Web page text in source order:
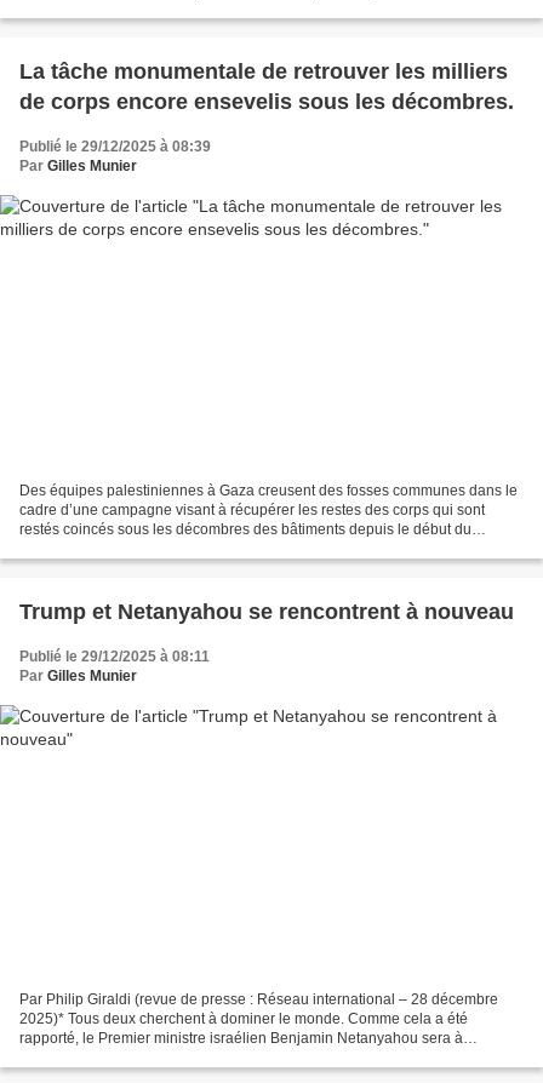
La tâche monumentale de retrouver les milliers
de corps encore ensevelis sous les décombres.
Publié le 29/12/2025 à 08:39
Par Gilles Munier
Des équipes palestiniennes à Gaza creusent des fosses communes dans le
cadre d’une campagne visant à récupérer les restes des corps qui sont
restés coincés sous les décombres des bâtiments depuis le début du
Trump et Netanyahou se rencontrent à nouveau
Publié le 29/12/2025 à 08:11
Par Gilles Munier
Par Philip Giraldi (revue de presse : Réseau international – 28 décembre
2025)* Tous deux cherchent à dominer le monde. Comme cela a été
rapporté, le Premier ministre israélien Benjamin Netanyahou sera à